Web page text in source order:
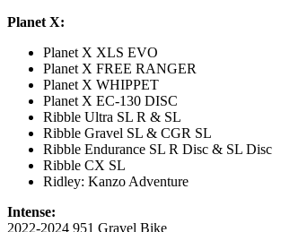
Planet X:
Planet X XLS EVO
Planet X FREE RANGER
Planet X WHIPPET
Planet X EC-130 DISC
Ribble Ultra SL R & SL
Ribble Gravel SL & CGR SL
Ribble Endurance SL R Disc & SL Disc
Ribble CX SL
Ridley: Kanzo Adventure
Intense:
2022-2024 951 Gravel Bike